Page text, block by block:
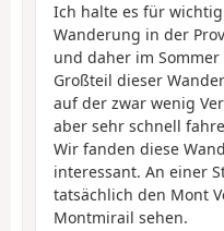
Ich halte es für
Wanderung in der
und daher im Sommer
Großteil dieser
auf der zwar wenig
aber sehr schnell
Wir fanden diese
interessant. An einer
tatsächlich den Mont
Montmirail sehen.